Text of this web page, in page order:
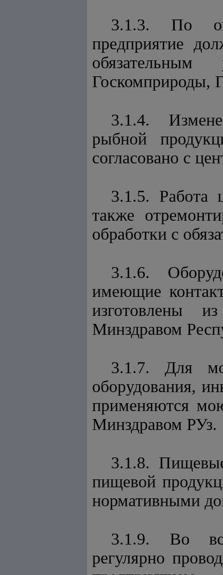
3.1.3. По
предприятие
обязательным
Госкомприроды,
3.1.4.
рыбной
согласовано с
3.1.5. Работа
также
обработки с
3.1.6.
имеющие
изготовлены
Минздравом
3.1.7. Для
оборудования,
применяются
Минздравом РУз.
3.1.8.
пищевой
нормативными
3.1.9. Во
регулярно